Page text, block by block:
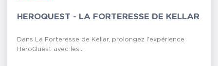
HEROQUEST - LA FORTERESSE DE KELLAR
Dans La Forteresse de Kellar, prolongez l'expérience
HeroQuest avec les...